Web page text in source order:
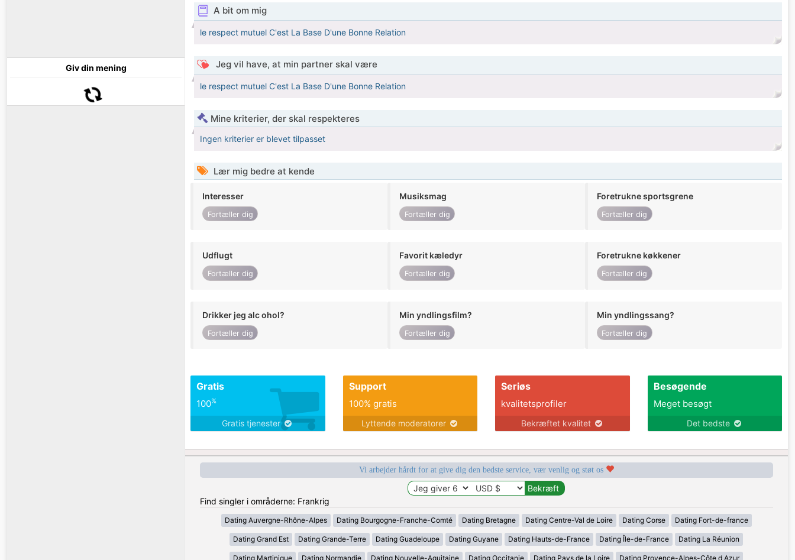
Giv din mening
A bit om mig
le respect mutuel C'est La Base D'une Bonne Relation
Jeg vil have, at min partner skal være
le respect mutuel C'est La Base D'une Bonne Relation
Mine kriterier, der skal respekteres
Ingen kriterier er blevet tilpasset
Lær mig bedre at kende
Interesser
Fortæller dig
Musiksmag
Fortæller dig
Foretrukne sportsgrene
Fortæller dig
Udflugt
Fortæller dig
Favorit kæledyr
Fortæller dig
Foretrukne køkkener
Fortæller dig
Drikker jeg alc ohol?
Fortæller dig
Min yndlingsfilm?
Fortæller dig
Min yndlingssang?
Fortæller dig
Gratis
100%
Gratis tjenester
Support
100% gratis
Lyttende moderatorer
Seriøs
kvalitetsprofiler
Bekræftet kvalitet
Besøgende
Meget besøgt
Det bedste
Vi arbejder hårdt for at give dig den bedste service, vær venlig og støt os
Find singler i områderne: Frankrig
Dating Auvergne-Rhône-Alpes Dating Bourgogne-Franche-Comté Dating Bretagne Dating Centre-Val de Loire Dating Corse Dating Fort-de-france
Dating Grand Est Dating Grande-Terre Dating Guadeloupe Dating Guyane Dating Hauts-de-France Dating Île-de-France Dating La Réunion
Dating Martinique Dating Normandie Dating Nouvelle-Aquitaine Dating Occitanie Dating Pays de la Loire Dating Provence-Alpes-Côte d Azur